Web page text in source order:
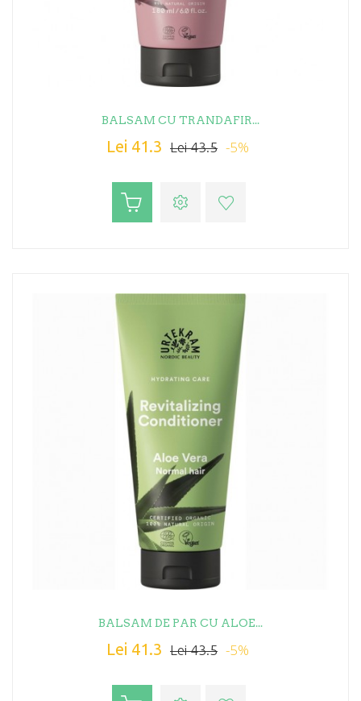
BALSAM CU TRANDAFIR...
Lei 41.3 Lei 43.5 -5%
BALSAM DE PAR CU ALOE...
Lei 41.3 Lei 43.5 -5%